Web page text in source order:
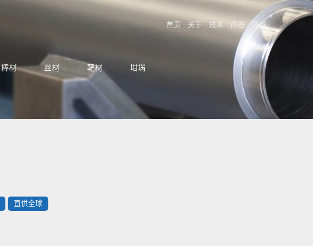
首页 关于 技术 问答 联系
棒材 丝材 靶材 坩埚
直供全球